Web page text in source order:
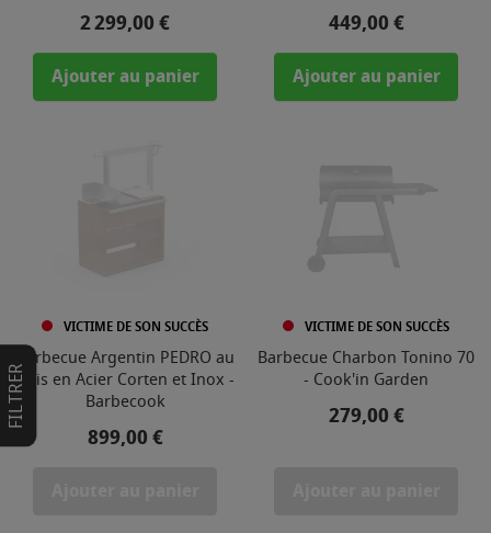
FILTRER
Prix
2 299,00 €
Ajouter au panier
Prix
449,00 €
Ajouter au panier
VICTIME DE SON SUCCÈS
Barbecue Argentin PEDRO au
Bois en Acier Corten et Inox -
Barbecook
Prix
899,00 €
VICTIME DE SON SUCCÈS
Barbecue Charbon Tonino 70
- Cook'in Garden
Prix
279,00 €